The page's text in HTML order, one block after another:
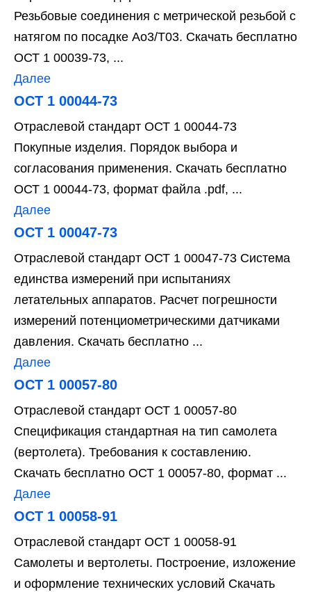
Резьбовые соединения с метрической резьбой с
натягом по посадке Ао3/Т03. Скачать бесплатно
ОСТ 1 00039-73, ...
Далее
ОСТ 1 00044-73
Отраслевой стандарт ОСТ 1 00044-73
Покупные изделия. Порядок выбора и
согласования применения. Скачать бесплатно
ОСТ 1 00044-73, формат файла .pdf, ...
Далее
ОСТ 1 00047-73
Отраслевой стандарт ОСТ 1 00047-73 Система
единства измерений при испытаниях
летательных аппаратов. Расчет погрешности
измерений потенциометрическими датчиками
давления. Скачать бесплатно ...
Далее
ОСТ 1 00057-80
Отраслевой стандарт ОСТ 1 00057-80
Спецификация стандартная на тип самолета
(вертолета). Требования к составлению.
Скачать бесплатно ОСТ 1 00057-80, формат ...
Далее
ОСТ 1 00058-91
Отраслевой стандарт ОСТ 1 00058-91
Самолеты и вертолеты. Построение, изложение
и оформление технических условий Скачать